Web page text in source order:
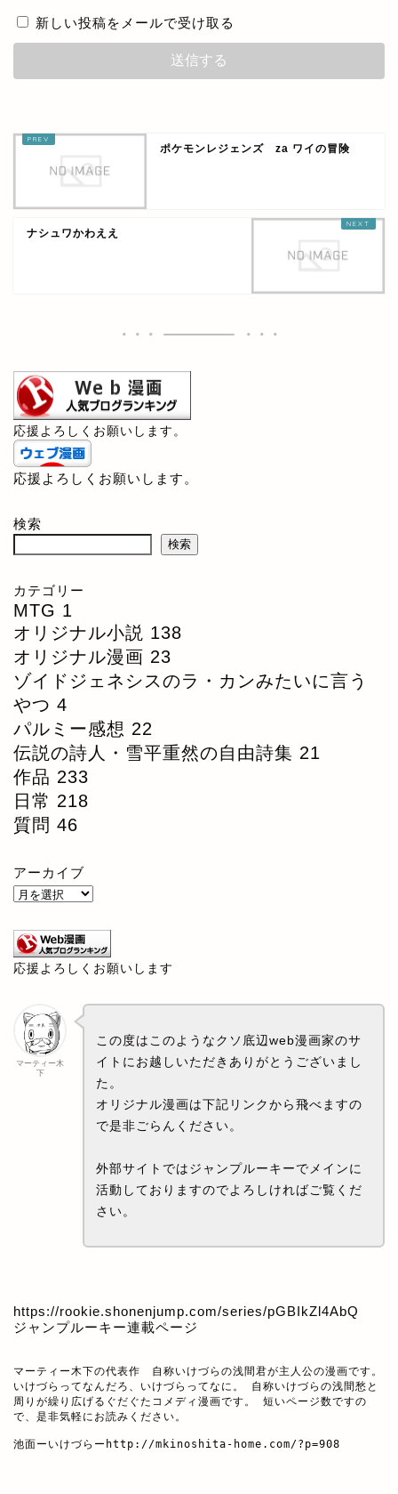
新しい投稿をメールで受け取る
ポケモンレジェンズ za ワイの冒険
ナシュワかわええ
応援よろしくお願いします。
応援よろしくお願いします。
検索
検索
カテゴリー
MTG 1
オリジナル小説 138
オリジナル漫画 23
ゾイドジェネシスのラ・カンみたいに言う
やつ 4
パルミー感想 22
伝説の詩人・雪平重然の自由詩集 21
作品 233
日常 218
質問 46
アーカイブ
応援よろしくお願いします
マーティー木
下
この度はこのようなクソ底辺web漫画家のサ
イトにお越しいただきありがとうございまし
た。
オリジナル漫画は下記リンクから飛べますの
で是非ごらんください。
外部サイトではジャンプルーキーでメインに
活動しておりますのでよろしければご覧くだ
さい。
https://rookie.shonenjump.com/series/pGBIkZl4AbQ
ジャンプルーキー連載ページ
マーティー木下の代表作　自称いけづらの浅間君が主人公の漫画です。
いけづらってなんだろ、いけづらってなに。 自称いけづらの浅間愁と
周りが繰り広げるぐだぐたコメディ漫画です。 短いページ数ですの
で、是非気軽にお読みください。
池面ーいけづらー http://mkinoshita-home.com/?p=908